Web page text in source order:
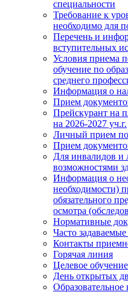
специальности
Требование к
необходимо для
Перечень и
вступительных
Условия приема
обучение по
среднего
Информация о
Прием
Прейскурант на
на 2026-2027 уч.г.
Личный прием
Прием
Для инвалидов и
возможностями
Информация о
необходимости)
обязательного
осмотра
Нормативные
Часто
Контакты
Горячая линия
Целевое обучение
День открытых